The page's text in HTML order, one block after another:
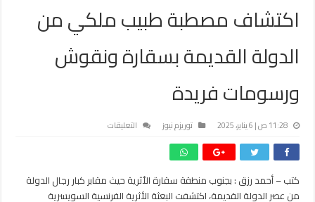
اكتشاف مصطبة طبيب ملكي من
الدولة القديمة بسقارة ونقوش
ورسومات فريدة
11:28 ص | 6 يناير، 2025 توريزم نيوز التعليقات
ملكي
من
كتب – أحمد رزق : بجنوب منطقة سقارة الأثرية حيث مقابر كبار رجال الدولة
من عصر الدولة القديمة، اكتشفت البعثة الأثرية الفرنسية السويسرية